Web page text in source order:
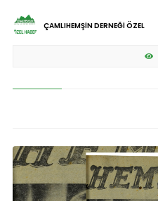
ÇAMLIHEMŞİN DERNEĞİ ÖZEL